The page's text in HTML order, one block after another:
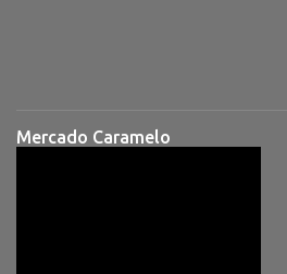
Mercado Caramelo